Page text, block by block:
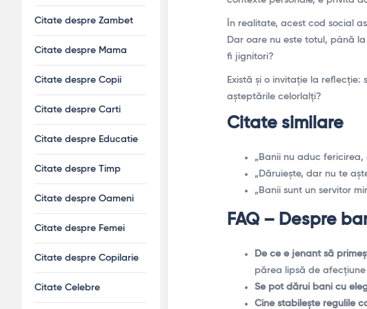
În realitate, acest cod social
Dar oare nu este totul, până
fi jignitori?
Există și o invitație la
așteptările celorlalți?
Citate similare
„Banii nu aduc
„Dăruiește, dar nu te
„Banii sunt un servitor
FAQ – Despre
De ce e jenant să
părea lipsă de
Se pot dărui bani cu
Cine stabilește regulile
Citate despre Zambet
Citate despre Mama
Citate despre Copii
Citate despre Carti
Citate despre Educatie
Citate despre Timp
Citate despre Oameni
Citate despre Femei
Citate despre Copilarie
Citate Celebre